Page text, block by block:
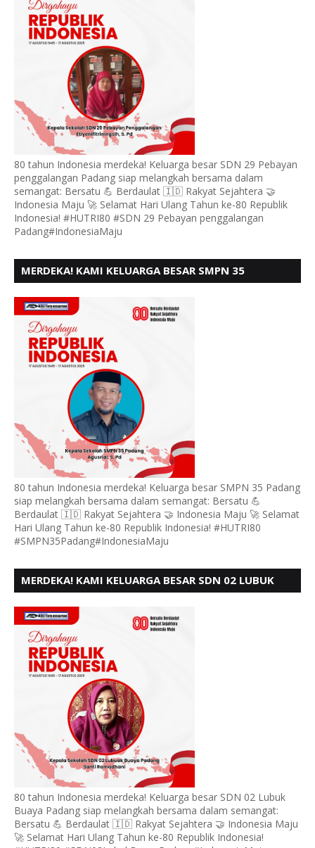
80 tahun Indonesia merdeka! Keluarga besar SDN 29 Pebayan
penggalangan Padang siap melangkah bersama dalam
semangat: Bersatu 💪 Berdaulat 🇮🇩 Rakyat Sejahtera 🤝
Indonesia Maju 🚀 Selamat Hari Ulang Tahun ke-80 Republik
Indonesia! #HUTRI80 #SDN 29 Pebayan penggalangan
Padang#IndonesiaMaju
MERDEKA! KAMI KELUARGA BESAR SMPN 35
80 tahun Indonesia merdeka! Keluarga besar SMPN 35 Padang
siap melangkah bersama dalam semangat: Bersatu 💪
Berdaulat 🇮🇩 Rakyat Sejahtera 🤝 Indonesia Maju 🚀 Selamat
Hari Ulang Tahun ke-80 Republik Indonesia! #HUTRI80
#SMPN35Padang#IndonesiaMaju
MERDEKA! KAMI KELUARGA BESAR SDN 02 LUBUK
HUT RI KE - 80,
80 tahun Indonesia merdeka! Keluarga besar SDN 02 Lubuk
Buaya Padang siap melangkah bersama dalam semangat:
Bersatu 💪 Berdaulat 🇮🇩 Rakyat Sejahtera 🤝 Indonesia Maju
🚀 Selamat Hari Ulang Tahun ke-80 Republik Indonesia!